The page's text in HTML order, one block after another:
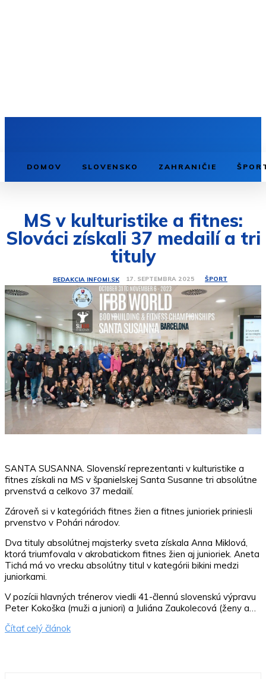
DOMOV SLOVENSKO ZAHRANIČIE
MS v kulturistike a fitnes:
Slováci získali 37 medailí a tri
tituly
REDAKCIA INFOMI.SK 17. SEPTEMBRA 2025 ŠPORT
SANTA SUSANNA. Slovenskí reprezentanti v kulturistike a
fitnes získali na MS v španielskej Santa Susanne tri absolútne
prvenstvá a celkovo 37 medailí.
Zároveň si v kategóriách fitnes žien a fitnes junioriek priniesli
prvenstvo v Pohári národov.
Dva tituly absolútnej majsterky sveta získala Anna Miklová,
ktorá triumfovala v akrobatickom fitnes žien aj junioriek. Aneta
Tichá má vo vrecku absolútny titul v kategórii bikini medzi
juniorkami.
V pozícii hlavných trénerov viedli 41-člennú slovenskú výpravu
Peter Kokoška (muži a juniori) a Juliána Zaukolecová (ženy a…
Čítať celý článok